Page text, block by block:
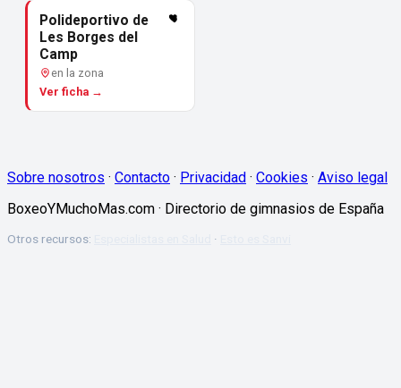
Polideportivo de
Les Borges del
Camp
en la zona
Ver ficha →
Sobre nosotros · Contacto · Privacidad · Cookies · Aviso legal
BoxeoYMuchoMas.com · Directorio de gimnasios de España
Otros recursos: ·